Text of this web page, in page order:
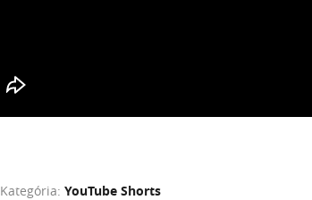
Kategória: YouTube Shorts